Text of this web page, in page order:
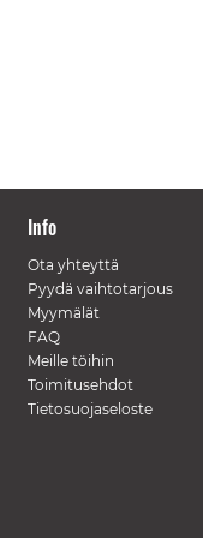
Info
Ota yhteyttä
Pyydä vaihtotarjous
Myymälät
FAQ
Meille töihin
Toimitusehdot
Tietosuojaseloste